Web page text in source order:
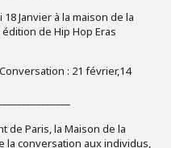
Janvier à la maison de la
de Hip Hop Eras
: 21 février,14
de Paris, la Maison de la
la conversation aux individus,